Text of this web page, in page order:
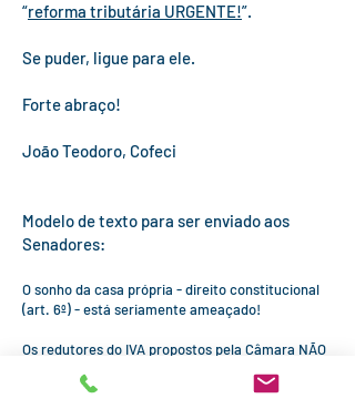
“reforma tributária URGENTE!”.
Se puder, ligue para ele.
Forte abraço!
João Teodoro, Cofeci
Modelo de texto para ser enviado aos
Senadores:
O sonho da casa própria - direito constitucional
(art. 6º) - está seriamente ameaçado!
Os redutores do IVA propostos pela Câmara NÃO